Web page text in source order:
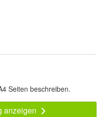
Seiten beschreiben.
anzeigen